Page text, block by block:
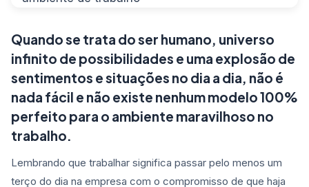
Quando se trata do ser humano, universo
infinito de possibilidades e uma explosão de
sentimentos e situações no dia a dia, não é
nada fácil e não existe nenhum modelo 100%
perfeito para o ambiente maravilhoso no
trabalho.
Lembrando que trabalhar significa passar pelo menos um
terço do dia na empresa com o compromisso de que haja